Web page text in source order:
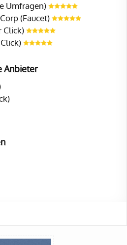
Umfragen)
(Faucet)
Click)
Anbieter